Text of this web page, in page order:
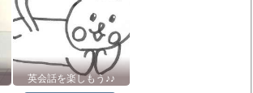
英会話を楽しもう♪♪